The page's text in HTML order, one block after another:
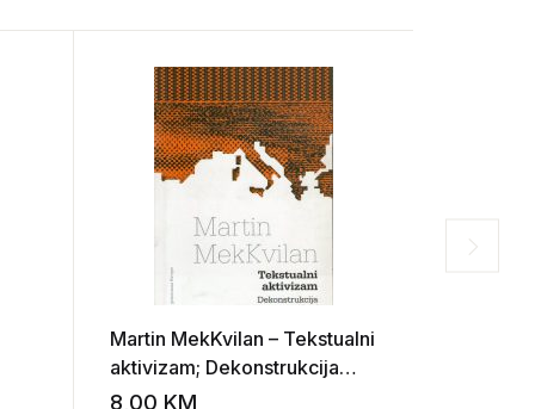
Martin MekKvilan – Tekstualni
aktivizam; Dekonstrukcija
posle ‘11. septembra’
8,00 KM